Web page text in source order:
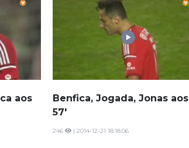
aos
Benfica, Jogada, Jonas aos
57'
246 | 2014-12-21 18:18:06